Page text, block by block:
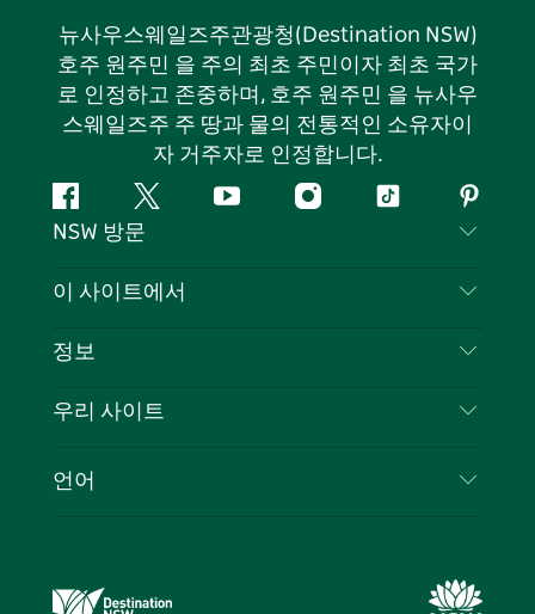
뉴사우스웨일즈주관광청(Destination NSW)
호주 원주민 을 주의 최초 주민이자 최초 국가
로 인정하고 존중하며, 호주 원주민 을 뉴사우
스웨일즈주 주 땅과 물의 전통적인 소유자이
자 거주자로 인정합니다.
페
이
북
지
다
유
인
틱
핀
터
스
NSW 방문
문의하기
쿠키 고지
이 사이트에서
목적지
이벤트
정보
여행 정보
뉴사우스웨일즈주 의 사업
우리 사이트
뉴사우스웨일즈주관광청(Destination NSW) 미디
언어